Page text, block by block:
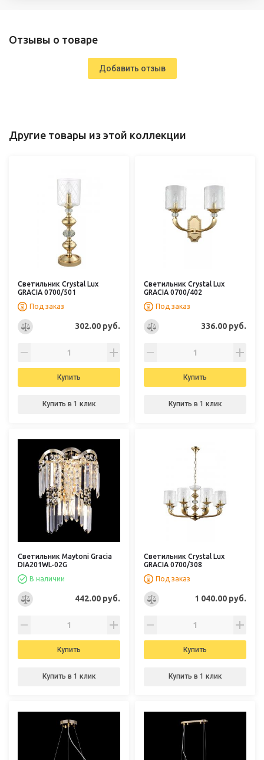
Отзывы о товаре
Добавить отзыв
Другие товары из этой коллекции
Светильник Crystal Lux
GRACIA 0700/501
Под заказ
302.00 руб.
Купить
Купить в 1 клик
Светильник Crystal Lux
GRACIA 0700/402
Под заказ
336.00 руб.
Купить
Купить в 1 клик
Светильник Maytoni Gracia
DIA201WL-02G
В наличии
442.00 руб.
Купить
Купить в 1 клик
Светильник Crystal Lux
GRACIA 0700/308
Под заказ
1 040.00 руб.
Купить
Купить в 1 клик